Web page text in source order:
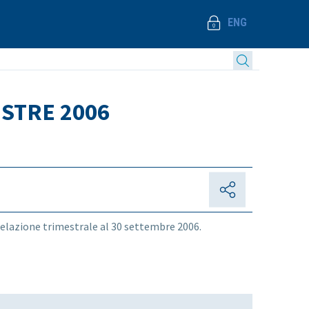
ENG
2006
trimestrale al 30 settembre 2006.